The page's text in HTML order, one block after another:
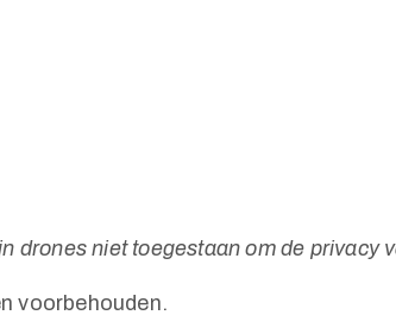
drones niet toegestaan om de privacy
voorbehouden.